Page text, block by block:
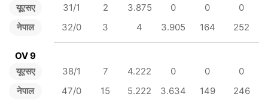
यूएसए
नेपाल
31/1 2 3.875 0 0
0
32/0
3 4 3.905 164 252
OV 9
यूएसए
नेपाल
38/1 7 4.222 0 0
0
47/0
15 5.222 3.634 149 246